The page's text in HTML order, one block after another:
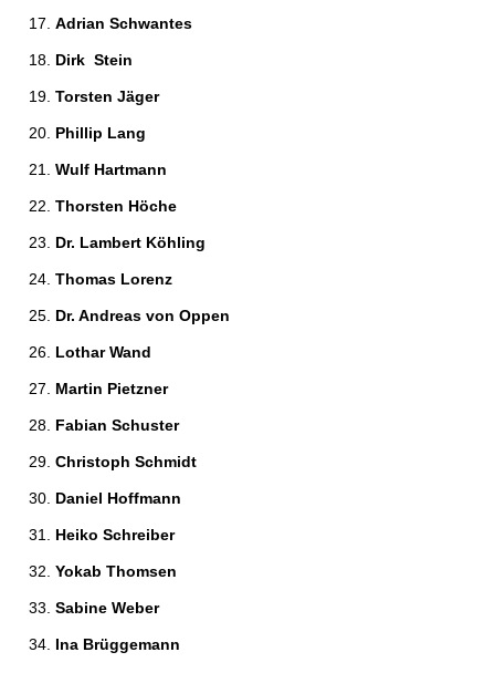
Adrian Schwantes
Dirk  Stein
Torsten Jäger
Phillip Lang
Wulf Hartmann
Thorsten Höche
Dr. Lambert Köhling
Thomas Lorenz
Dr. Andreas von Oppen
Lothar Wand
Martin Pietzner
Fabian Schuster
Christoph Schmidt
Daniel Hoffmann
Heiko Schreiber
Yokab Thomsen
Sabine Weber
Ina Brüggemann